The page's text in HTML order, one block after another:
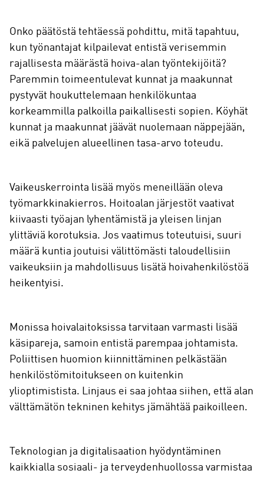
Onko päätöstä tehtäessä pohdittu, mitä tapahtuu,
kun työnantajat kilpailevat entistä verisemmin
rajallisesta määrästä hoiva-alan työntekijöitä?
Paremmin toimeentulevat kunnat ja maakunnat
pystyvät houkuttelemaan henkilökuntaa
korkeammilla palkoilla paikallisesti sopien. Köyhät
kunnat ja maakunnat jäävät nuolemaan näppejään,
eikä palvelujen alueellinen tasa-arvo toteudu.
Vaikeuskerrointa lisää myös meneillään oleva
työmarkkinakierros. Hoitoalan järjestöt vaativat
kiivaasti työajan lyhentämistä ja yleisen linjan
ylittäviä korotuksia. Jos vaatimus toteutuisi, suuri
määrä kuntia joutuisi välittömästi taloudellisiin
vaikeuksiin ja mahdollisuus lisätä hoivahenkilöstöä
heikentyisi.
Monissa hoivalaitoksissa tarvitaan varmasti lisää
käsipareja, samoin entistä parempaa johtamista.
Poliittisen huomion kiinnittäminen pelkästään
henkilöstömitoitukseen on kuitenkin
ylioptimistista. Linjaus ei saa johtaa siihen, että alan
välttämätön tekninen kehitys jämähtää paikoilleen.
Teknologian ja digitalisaation hyödyntäminen
kaikkialla sosiaali- ja terveydenhuollossa varmistaa